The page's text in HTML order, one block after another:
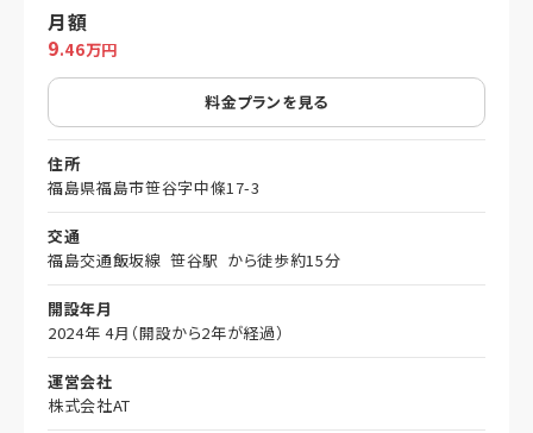
月額
9.46万円
料金プランを見る
住所
福島県福島市笹谷字中條17-3
交通
福島交通飯坂線 笹谷駅 から徒歩約15分
開設年月
2024年 4月（開設から2年が経過）
運営会社
株式会社AT